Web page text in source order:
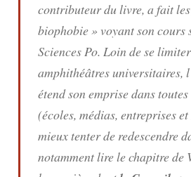
contributeur du livre, a fait
biophobie » voyant son
Sciences Po. Loin de se
amphithéâtres universitaires,
étend son emprise dans
(écoles, médias, entreprises
mieux tenter de redescendre
notamment lire le chapitre de